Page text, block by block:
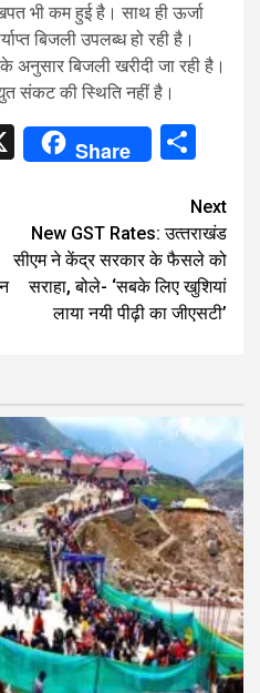
भी कम हुई है। साथ ही ऊर्जा
बिजली उपलब्ध हो रही है।
अनुसार बिजली खरीदी जा रही है।
संकट की स्थिति नहीं है।
X Share
Next
New GST Rates: उत्‍तराखंड
सीएम ने केंद्र सरकार के फैसले को
सराहा, बोले- ‘सबके लिए खुशियां
लाया नयी पीढ़ी का जीएसटी’